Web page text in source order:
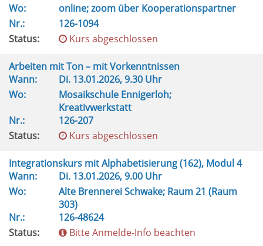
Wo:
online; zoom über Kooperationspartner
Nr.:
126-1094
Status:
Kurs abgeschlossen
Arbeiten mit Ton – mit Vorkenntnissen
Wann:
Di. 13.01.2026, 9.30 Uhr
Wo:
Mosaikschule Ennigerloh;
Kreativwerkstatt
Nr.:
126-207
Status:
Kurs abgeschlossen
Integrationskurs mit Alphabetisierung (162), Modul 4
Wann:
Di. 13.01.2026, 9.00 Uhr
Wo:
Alte Brennerei Schwake; Raum 21 (Raum
303)
Nr.:
126-48624
Status:
Bitte Anmelde-Info beachten